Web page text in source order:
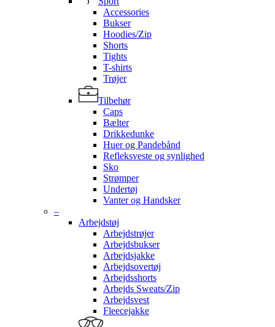
Accessories
Bukser
Hoodies/Zip
Shorts
Tights
T-shirts
Trøjer
Tilbehør
Caps
Bælter
Drikkedunke
Huer og Pandebånd
Refleksveste og synlighed
Sko
Strømper
Undertøj
Vanter og Handsker
–
Arbejdstøj
Arbejdstrøjer
Arbejdsbukser
Arbejdsjakke
Arbejdsovertøj
Arbejdsshorts
Arbejds Sweats/Zip
Arbejdsvest
Fleecejakke